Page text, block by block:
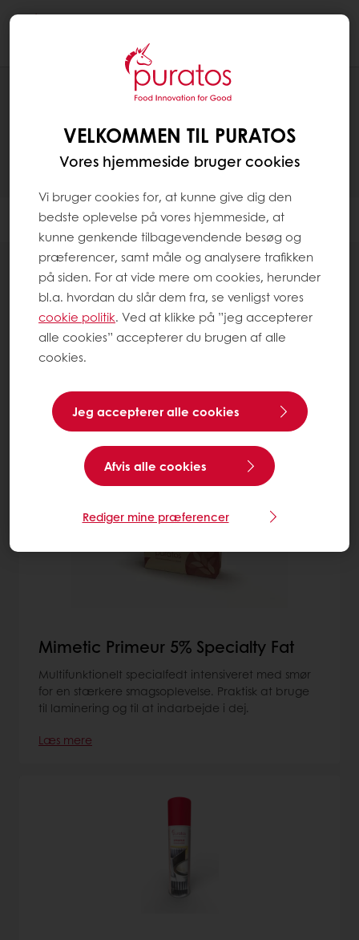
Filter
Fedtstoffer
items
Mimetic Primeur 5% Specialty Fat
Multifunktionelt specialfedt intensiveret med smør
for en stærkere smagsoplevelse. Praktisk at bruge
til laminering og til at indarbejde i dej.
Læs mere
VELKOMMEN TIL PURATOS
Vores hjemmeside bruger cookies
Vi bruger cookies for, at kunne give dig den
bedste oplevelse på vores hjemmeside, at
kunne genkende tilbagevendende besøg og
præferencer, samt måle og analysere trafikken
på siden. For at vide mere om cookies, herunder
bl.a. hvordan du slår dem fra, se venligst vores
cookie politik. Ved at klikke på ”jeg accepterer
alle cookies” accepterer du brugen af alle
cookies.
Jeg accepterer alle cookies
Afvis alle cookies
Rediger mine præferencer